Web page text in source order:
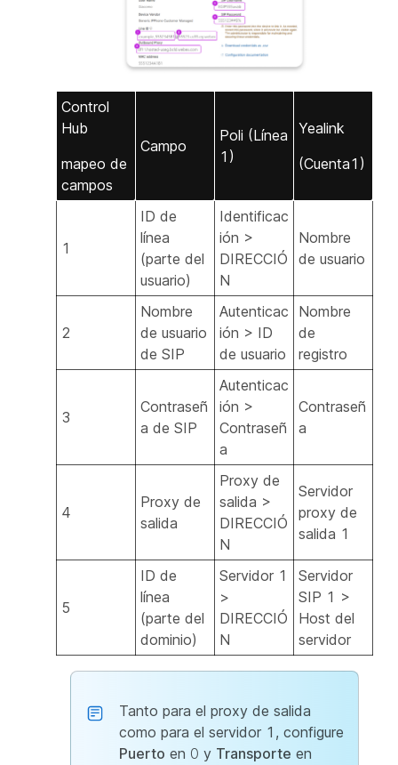
Control
Hub
mapeo de
campos
Campo
Poli (Línea
1)
Yealink
(Cuenta1)
1
ID de
línea
(parte del
usuario)
Identificac
ión >
DIRECCIÓ
N
Nombre
de usuario
2
Nombre
de usuario
de SIP
Autenticac
ión > ID
de usuario
Nombre
de
registro
3
Contraseñ
a de SIP
Autenticac
ión >
Contraseñ
a
Contraseñ
a
4
Proxy de
salida
Proxy de
salida >
DIRECCIÓ
N
Servidor
proxy de
salida 1
5
ID de
línea
(parte del
dominio)
Servidor 1
>
DIRECCIÓ
N
Servidor
SIP 1 >
Host del
servidor
Tanto para el proxy de salida
como para el servidor 1, configure
Puerto en 0 y Transporte en